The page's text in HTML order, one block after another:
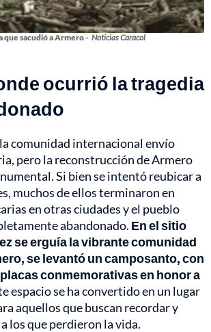
que sacudió a Armero - Noticias Caracol
ocurrió la tragedia
comunidad internacional envío
pero la reconstrucción de Armero
Si bien se intentó reubicar a
muchos de ellos terminaron en
en otras ciudades y el pueblo
abandonado. En el sitio
se erguía la vibrante comunidad
se levantó un camposanto, con
conmemorativas en honor a
espacio se ha convertido en un lugar
aquellos que buscan recordar y
los que perdieron la vida.